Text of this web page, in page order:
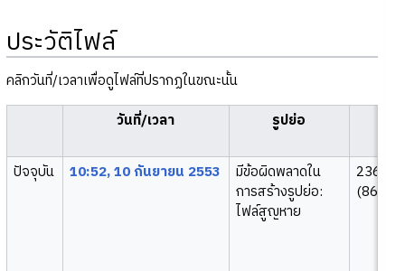
ประวัติไฟล์
คลิกวันที่/เวลาเพื่อดูไฟล์ที่ปรากฏในขณะนั้น
วันที่/เวลา
รูปย่อ
ปัจจุบัน 10:52, 10 กันยายน 2553
มีข้อผิดพลาดใน
การสร้างรูปย่อ:
ไฟล์สูญหาย
236 ×
(86 กิโ